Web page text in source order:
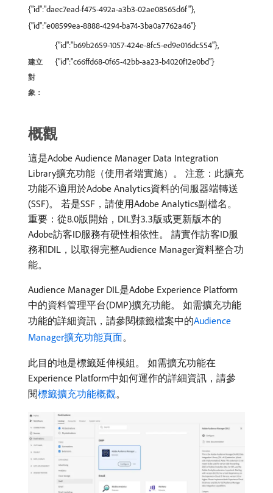
{"id":"daec7ead-f475-492a-a3b3-02ae08565d6f"},
{"id":"e08599ea-8888-4294-ba74-3ba0a7762a46"}
建立
對
象：
{"id":"b69b2659-1057-424e-8fc5-ed9e016dc554"},
{"id":"c66ffd68-0f65-42bb-aa23-b4020f12e0bd"}
概觀
這是Adobe Audience Manager Data Integration
Library擴充功能（使用者端實施）。 注意：此擴充
功能不適用於Adobe Analytics資料的伺服器端轉送
(SSF)。 若是SSF，請使用Adobe Analytics副檔名。
重要：從8.0版開始，DIL對3.3版或更新版本的
Adobe訪客ID服務有硬性相依性。 請實作訪客ID服
務和DIL，以取得完整Audience Manager資料整合功
能。
Audience Manager DIL是Adobe Experience Platform
中的資料管理平台(DMP)擴充功能。 如需擴充功能
功能的詳細資訊，請參閱標籤檔案中的Audience
Manager擴充功能頁面。
此目的地是標籤延伸模組。 如需擴充功能在
Experience Platform中如何運作的詳細資訊，請參
閱標籤擴充功能概觀。